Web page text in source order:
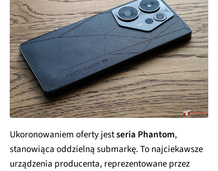
Ukoronowaniem oferty jestseria Phantom,
stanowiąca oddzielną submarkę. To najciekawsze
urządzenia producenta, reprezentowane przez